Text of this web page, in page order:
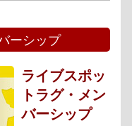
ーシップ
ライブスポッ
トラグ・メン
バーシップ